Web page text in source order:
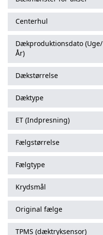
Centerhul
Dækproduktionsdato (Uge/
År)
Dækstørrelse
Dæktype
ET (Indpresning)
Fælgstørrelse
Fælgtype
Krydsmål
Original fælge
TPMS (dæktryksensor)